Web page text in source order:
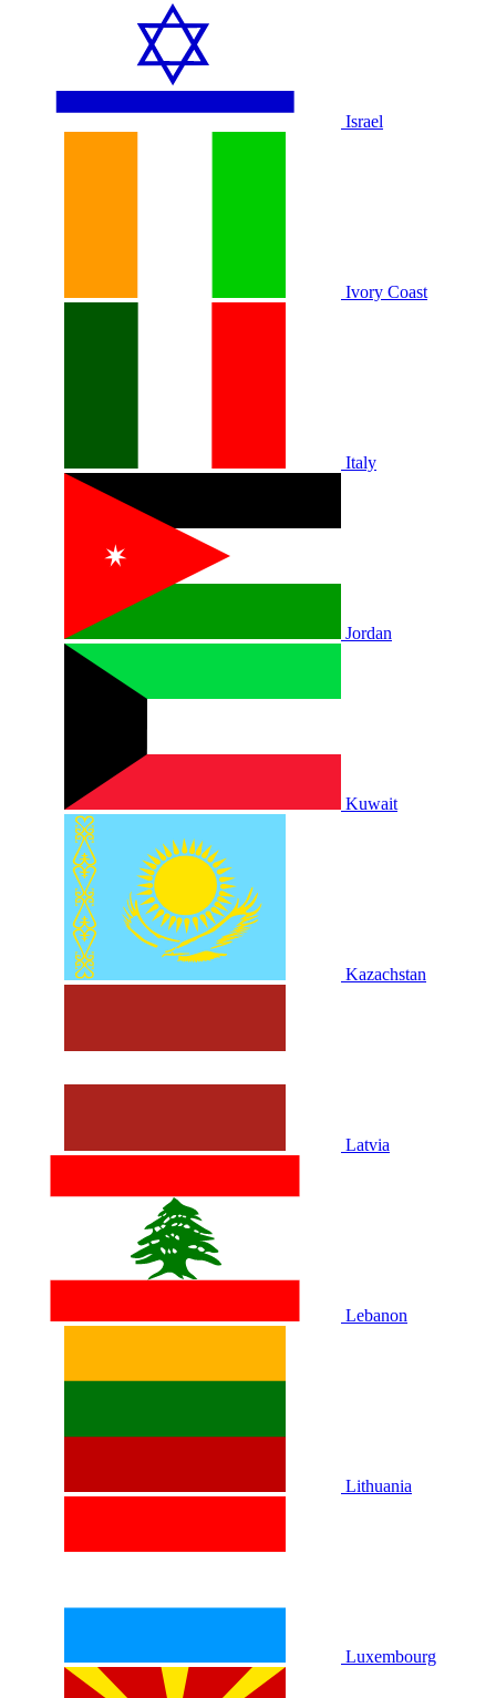
Israel
Ivory Coast
Italy
Jordan
Kuwait
Kazachstan
Latvia
Lebanon
Lithuania
Luxembourg